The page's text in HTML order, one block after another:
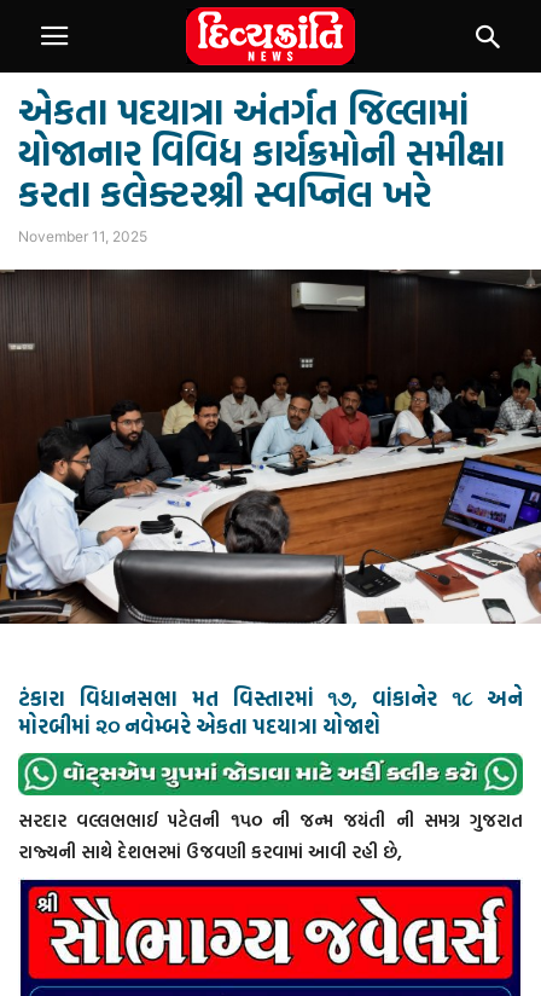
એકતા પદયાત્રા અંતર્ગત જિલ્લામાં
યોજાનાર વિવિધ કાર્યક્રમોની સમીક્ષા
કરતા કલેક્ટરશ્રી સ્વપ્નિલ ખરે
November 11, 2025
ટંકારા વિધાનસભા મત વિસ્તારમાં ૧૭, વાંકાનેર ૧૮ અને
મોરબીમાં ૨૦ નવેમ્બરે એકતા પદયાત્રા યોજાશે
સરદાર વલ્લભભાઈ પટેલની ૧૫૦ ની જન્મ જયંતી ની સમગ્ર ગુજરાત
રાજ્યની સાથે દેશભરમાં ઉજવણી કરવામાં આવી રહી છે,